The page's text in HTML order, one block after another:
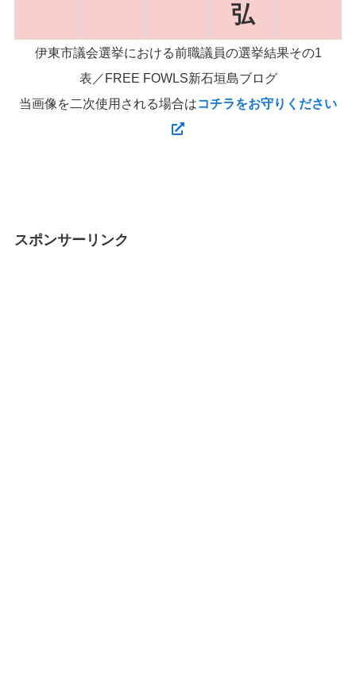
弘
伊東市議会選挙における前職議員の選挙結果その1
表／FREE FOWLS新石垣島ブログ
当画像を二次使用される場合はコチラをお守りください
スポンサーリンク